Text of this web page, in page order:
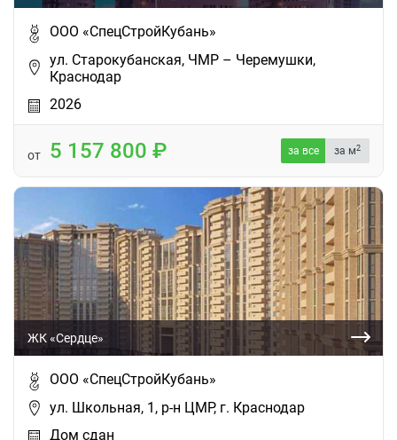
ООО «СпецСтройКубань»
ул. Старокубанская, ЧМР – Черемушки,
Краснодар
2026
от 5 157 800 за все за м2
ЖК «Сердце»
ООО «СпецСтройКубань»
ул. Школьная, 1, р-н ЦМР, г. Краснодар
Дом сдан